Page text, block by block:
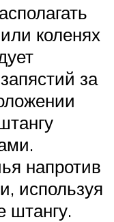
коленях
за
напротив
используя
штангу.